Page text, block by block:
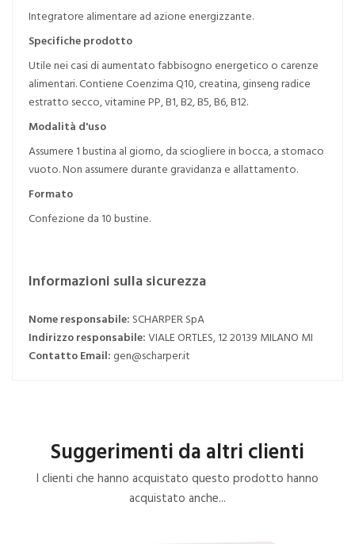
Integratore alimentare ad azione energizzante.
Specifiche prodotto
Utile nei casi di aumentato fabbisogno energetico o carenze
alimentari. Contiene Coenzima Q10, creatina, ginseng radice
estratto secco, vitamine PP, B1, B2, B5, B6, B12.
Modalità d'uso
Assumere 1 bustina al giorno, da sciogliere in bocca, a stomaco
vuoto. Non assumere durante gravidanza e allattamento.
Formato
Confezione da 10 bustine.
Informazioni sulla sicurezza
Nome responsabile: SCHARPER SpA
Indirizzo responsabile:VIALE ORTLES, 12 20139 MILANO MI
Contatto Email: gen@scharper.it
Suggerimenti da altri clienti
I clienti che hanno acquistato questo prodotto hanno
acquistato anche...